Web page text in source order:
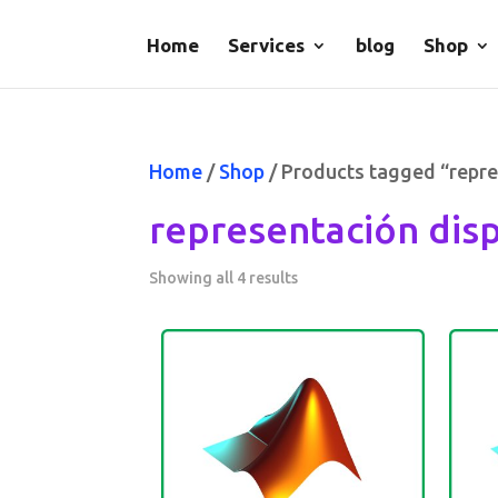
Home Services blog Shop
Home / Shop / Products tagged
representación
Showing all 4 results